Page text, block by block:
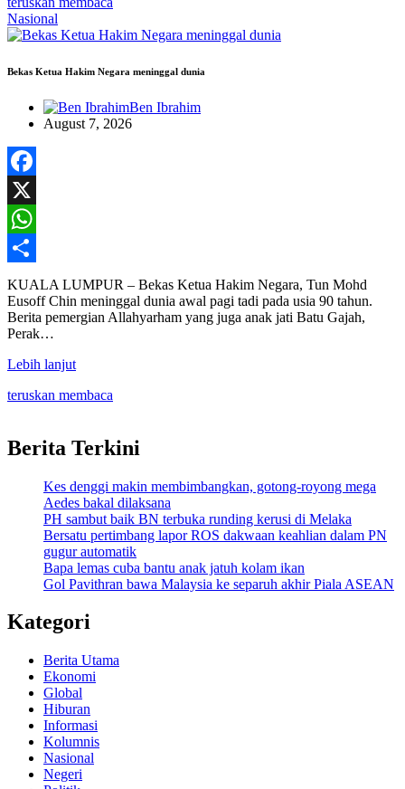
Nasional
Bekas Ketua Hakim Negara meninggal dunia
Ben Ibrahim
August 7, 2026
Facebook
X
WhatsApp
Share
KUALA LUMPUR – Bekas Ketua Hakim Negara, Tun Mohd
Eusoff Chin meninggal dunia awal pagi tadi pada usia 90 tahun.
Berita pemergian Allahyarham yang juga anak jati Batu Gajah,
Perak…
Lebih lanjut
teruskan membaca
Berita Terkini
Kes denggi makin membimbangkan, gotong-royong mega
Aedes bakal dilaksana
PH sambut baik BN terbuka runding kerusi di Melaka
Bersatu pertimbang lapor ROS dakwaan keahlian dalam PN
gugur automatik
Bapa lemas cuba bantu anak jatuh kolam ikan
Gol Pavithran bawa Malaysia ke separuh akhir Piala ASEAN
Kategori
Berita Utama
Ekonomi
Global
Hiburan
Informasi
Kolumnis
Nasional
Negeri